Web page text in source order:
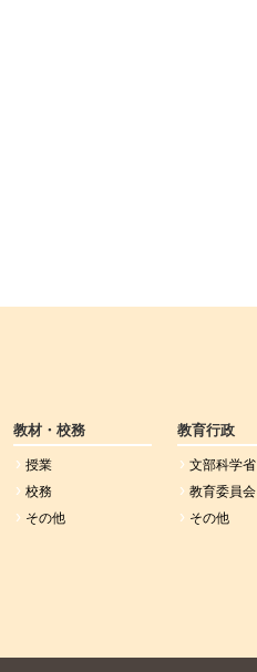
教材・校務
授業
校務
その他
教育行政
文部科学省
教育委員会
その他